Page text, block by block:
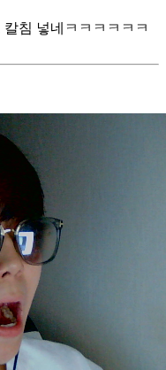
침 넣네ㅋㅋㅋㅋㅋㅋ